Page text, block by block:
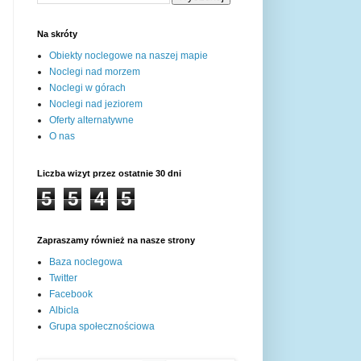
Na skróty
Obiekty noclegowe na naszej mapie
Noclegi nad morzem
Noclegi w górach
Noclegi nad jeziorem
Oferty alternatywne
O nas
Liczba wizyt przez ostatnie 30 dni
5 5 4 5
Zapraszamy również na nasze strony
Baza noclegowa
Twitter
Facebook
Albicla
Grupa społecznościowa